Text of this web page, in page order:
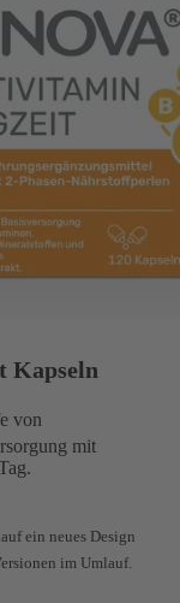
Kapseln
von
mit
ein neues Design
im Umlauf.